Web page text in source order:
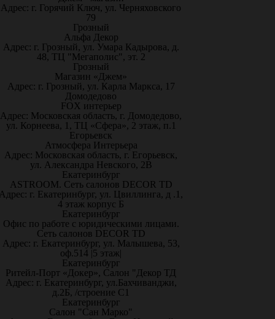
Адрес: г. Горячий Ключ, ул. Черняховского
79
Грозный
Альфа Декор
Адрес: г. Грозный, ул. Умара Кадырова, д.
48, ТЦ "Мегаполис", эт. 2
Грозный
Магазин «Джем»
Адрес: г. Грозный, ул. Карла Маркса, 17
Домодедово
FOX интерьер
Адрес: Московская область, г. Домодедово,
ул. Корнеева, 1, ТЦ «Сфера», 2 этаж, п.1
Егорьевск
Атмосфера Интерьера
Адрес: Московская область, г. Егорьевск,
ул. Александра Невского, 2В
Екатеринбург
ASTROOM. Сеть салонов DECOR TD
г. Екатеринбург, ул. Цвиллинга, д .1,
4 этаж корпус Б
Екатеринбург
Офис по работе с юридическими лицами.
Сеть салонов DECOR TD
Адрес: г. Екатеринбург, ул. Малышева, 53,
оф.514 |5 этаж|
Екатеринбург
Ритейл-Порт «Докер», Салон "Декор ТД
Адрес: г. Екатеринбург, ул.Бахчиванджи,
д.2Б, /строение С1
Екатеринбург
Салон "Сан Марко"